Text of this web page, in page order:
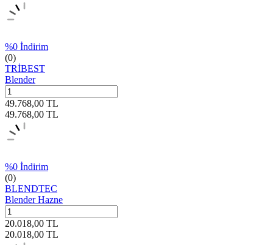
%0 İndirim
(0)
TRİBEST
Blender
49.768,00 TL
49.768,00 TL
%0 İndirim
(0)
BLENDTEC
Blender Hazne
20.018,00 TL
20.018,00 TL